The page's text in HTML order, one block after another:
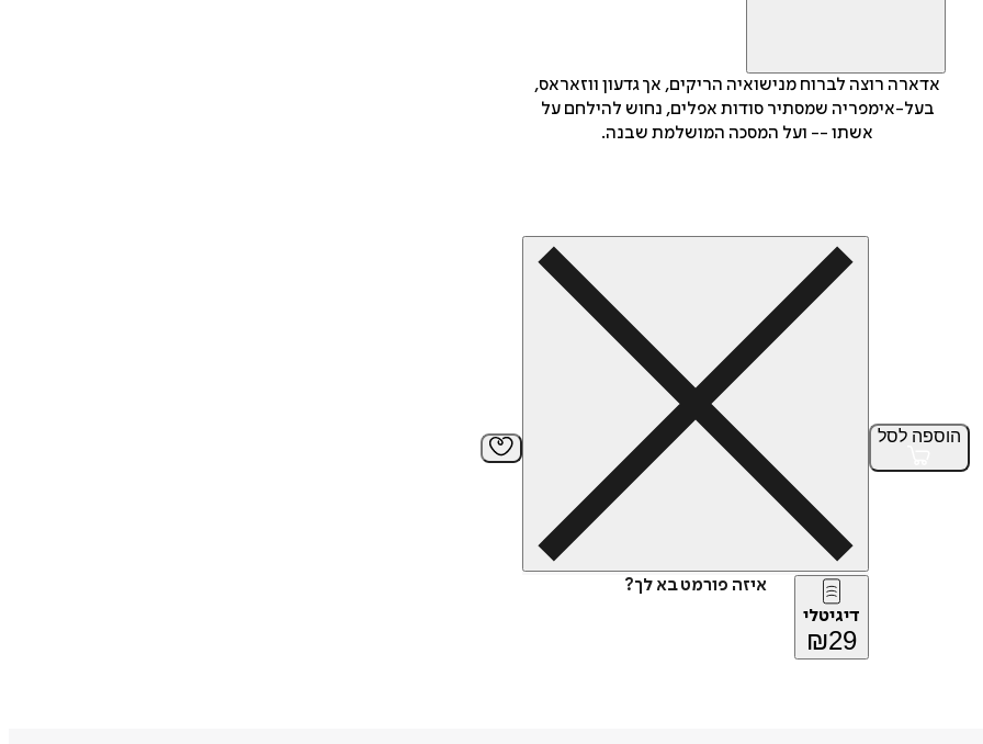
אדארה רוצה לברוח מנישואיה הריקים, אך גדעון ווזאראס,
בעל-אימפריה שמסתיר סודות אפלים, נחוש להילחם על
אשתו -- ועל המסכה המושלמת שבנה.
הוספה לסל
איזה פורמט בא לך?
דיגיטלי
₪29